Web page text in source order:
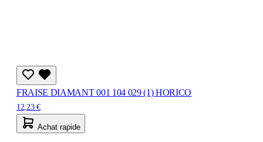
FRAISE DIAMANT 001 104 029 (1) HORICO
12,23 €
Achat rapide